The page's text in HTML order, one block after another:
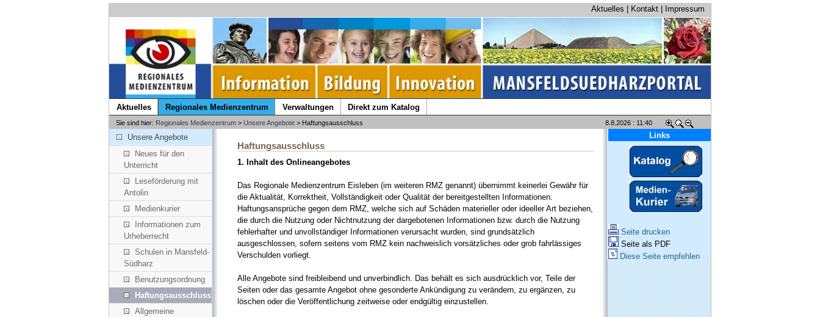
Aktuelles Kontakt Impressum
Aktuelles Regionales Medienzentrum Verwaltungen Direkt zum Katalog
Sie sind hier: Regionales Medienzentrum> Unsere Angebote> Haftungsausschluss 8.8.2026 : 11:40
Unsere Angebote
Neues für den
Unterricht
Leseförderung mit
Antolin
Medienkurier
Informationen zum
Urheberrecht
Schulen in Mansfeld-
Südharz
Benutzungsordnung
Haftungsausschluss
Allgemeine
Links
Seite drucken
Seite als PDF
Diese Seite empfehlen
Haftungsausschluss
1. Inhalt des Onlineangebotes
Das Regionale Medienzentrum Eisleben (im weiteren RMZ genannt) übernimmt keinerlei Gewähr für
die Aktualität, Korrektheit, Vollständigkeit oder Qualität der bereitgestellten Informationen.
Haftungsansprüche gegen dem RMZ, welche sich auf Schäden materieller oder ideeller Art beziehen,
die durch die Nutzung oder Nichtnutzung der dargebotenen Informationen bzw. durch die Nutzung
fehlerhafter und unvollständiger Informationen verursacht wurden, sind grundsätzlich
ausgeschlossen, sofern seitens vom RMZ kein nachweislich vorsätzliches oder grob fahrlässiges
Verschulden vorliegt.
Alle Angebote sind freibleibend und unverbindlich. Das behält es sich ausdrücklich vor, Teile der
Seiten oder das gesamte Angebot ohne gesonderte Ankündigung zu verändern, zu ergänzen, zu
löschen oder die Veröffentlichung zeitweise oder endgültig einzustellen.